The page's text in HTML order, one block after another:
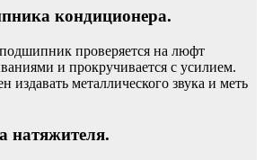
кондиционера.
проверяется на люфт
и прокручивается с усилием.
металлического звука и меть
натяжителя.